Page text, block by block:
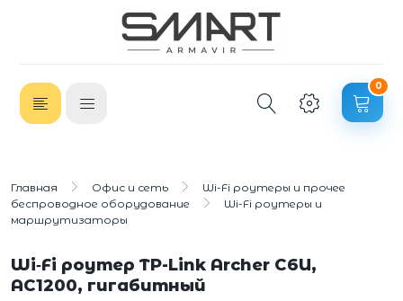
0
Главная Офис и сеть
Wi-Fi роутеры и прочее
беспроводное оборудование
Wi-Fi роутеры и
маршрутизаторы
Wi‑Fi роутер TP-Link Archer C6U,
AC1200, гигабитный